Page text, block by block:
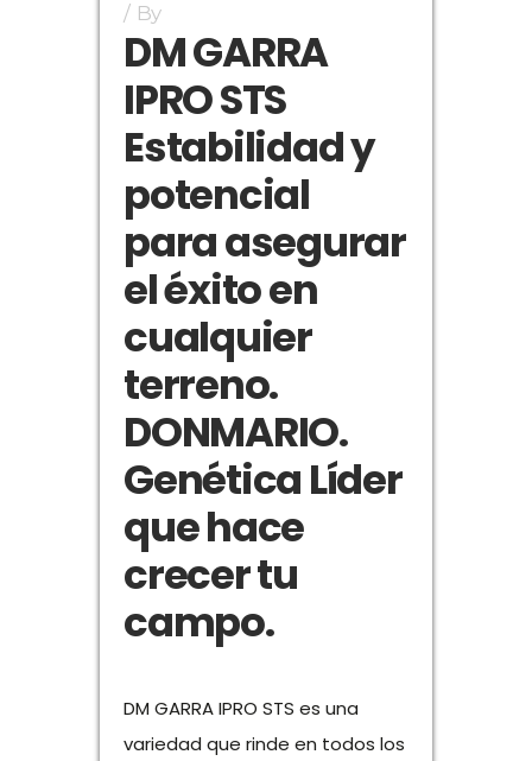
By
DM GARRA
IPRO STS
Estabilidad y
potencial
para asegurar
el éxito en
cualquier
terreno.
DONMARIO.
Genética Líder
que hace
crecer tu
campo.
DM GARRA IPRO STS es una
variedad que rinde en todos los